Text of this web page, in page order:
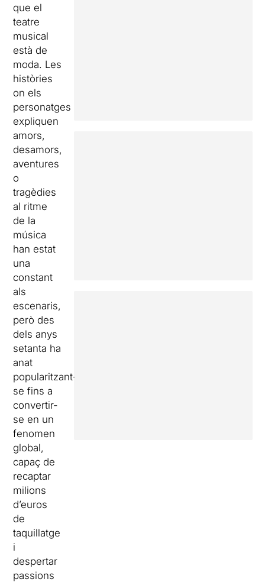
que el
teatre
musical
està de
moda. Les
històries
on els
personatges
expliquen
amors,
desamors,
aventures
o
tragèdies
al ritme
de la
música
han estat
una
constant
als
escenaris,
però des
dels anys
setanta ha
anat
popularitzant-
se fins a
convertir-
se en un
fenomen
global,
capaç de
recaptar
milions
d’euros
de
taquillatge
i
despertar
passions